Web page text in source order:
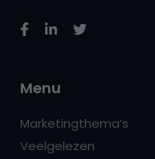
Menu
Marketingthema’s
Veelgelezen